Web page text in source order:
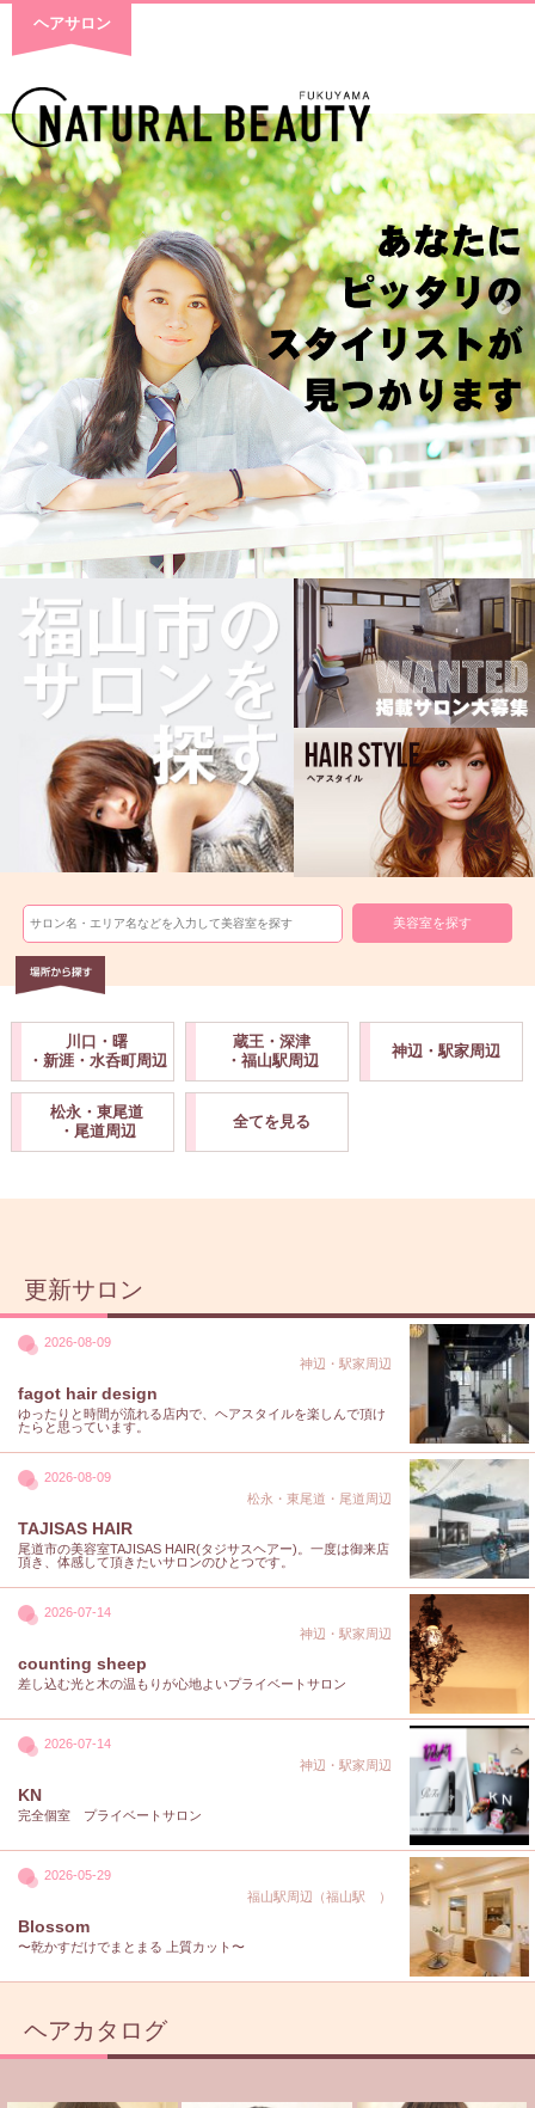
ヘアサロン
川口・曙
・新涯・水呑町周辺
蔵王・深津
・福山駅周辺
神辺・駅家周辺
松永・東尾道
・尾道周辺
全てを見る
更新サロン
2026-08-09
神辺・駅家周辺
fagot hair design
ゆったりと時間が流れる店内で、ヘアスタイルを楽しんで頂け
たらと思っています。
2026-08-09
松永・東尾道・尾道周辺
TAJISAS HAIR
尾道市の美容室TAJISAS HAIR(タジサスヘアー)。一度は御来店
頂き、体感して頂きたいサロンのひとつです。
2026-07-14
神辺・駅家周辺
counting sheep
差し込む光と木の温もりが心地よいプライベートサロン
2026-07-14
神辺・駅家周辺
KN
完全個室 プライベートサロン
2026-05-29
福山駅周辺（福山駅 ）
Blossom
〜乾かすだけでまとまる 上質カット〜
ヘアカタログ